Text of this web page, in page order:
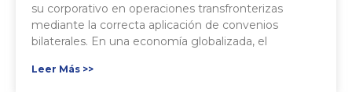
su corporativo en operaciones transfronterizas
mediante la correcta aplicación de convenios
bilaterales. En una economía globalizada, el
Leer Más >>